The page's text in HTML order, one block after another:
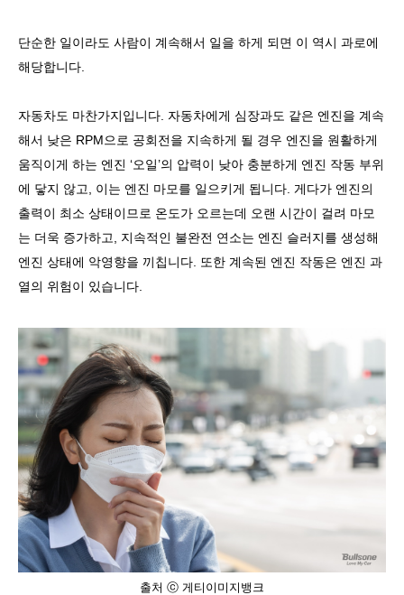
단순한 일이라도 사람이 계속해서 일을 하게 되면 이 역시 과로에
해당합니다
자동차도 마찬가지입니다 자동차에게 심장과도 같은 엔진을 계속
해서 낮은 RPM으로 공회전을 지속하게 될 경우 엔진을 원활하게
움직이게 하는 엔진 ‘오일’의 압력이 낮아 충분하게 엔진 작동 부위
에 닿지 않고
이는 엔진 마모를 일으키게 됩니다 게다가 엔진의
출력이 최소 상태이므로 온도가 오르는데 오랜 시간이 걸려 마모
는 더욱 증가하고
지속적인 불완전 연소는 엔진 슬러지를 생성해
엔진 상태에 악영향을 끼칩니다
또한 계속된 엔진 작동은 엔진 과
열의 위험이 있습니다
출처 ⓒ 게티이미지뱅크